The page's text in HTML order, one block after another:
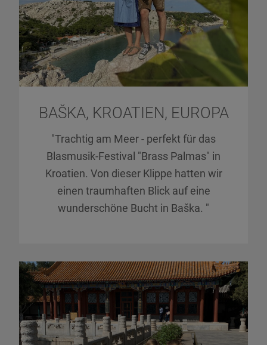
BAŠKA, KROATIEN, EUROPA
"Trachtig am Meer - perfekt für das
Blasmusik-Festival "Brass Palmas" in
Kroatien. Von dieser Klippe hatten wir
einen traumhaften Blick auf eine
wunderschöne Bucht in Baška. "